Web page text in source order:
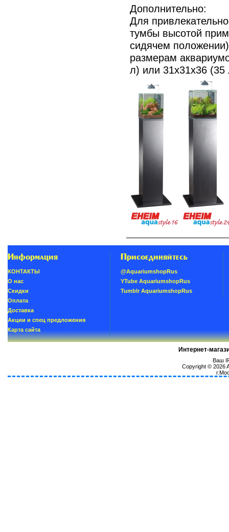
Дополнительно:
Для
тумбы высотой
сидячем
размерам
л) или 31x31х36 (35
Информация
КОНТАКТЫ
О нас
Скидки
Oплатa
Доставка
Акции и спец предложения
Карта сайта
Присоединяйтесь
@AquariumshopRus
YTube AquariumshopRus
Tumblr AquariumshopRus
Интернет-
Ваш
Copyright © 2026